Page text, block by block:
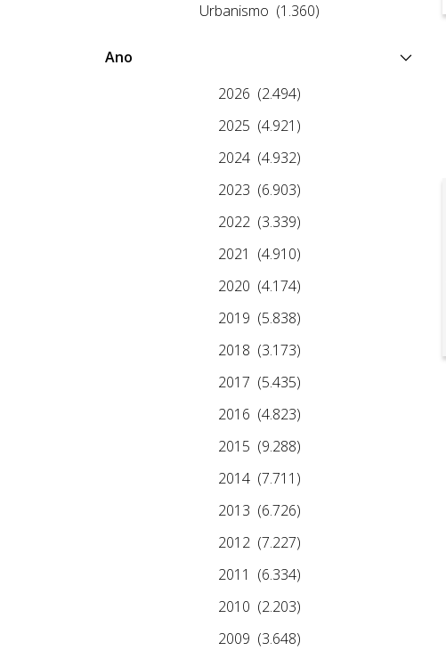
Urbanismo (1.360)
Ano
2026 (2.494)
2025 (4.921)
2024 (4.932)
2023 (6.903)
2022 (3.339)
2021 (4.910)
2020 (4.174)
2019 (5.838)
2018 (3.173)
2017 (5.435)
2016 (4.823)
2015 (9.288)
2014 (7.711)
2013 (6.726)
2012 (7.227)
2011 (6.334)
2010 (2.203)
2009 (3.648)